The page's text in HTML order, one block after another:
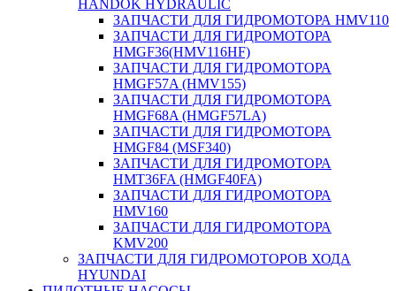
HANDOK HYDRAULIC
ЗАПЧАСТИ ДЛЯ ГИДРОМОТОРА HMV110
ЗАПЧАСТИ ДЛЯ ГИДРОМОТОРА
HMGF36(HMV116HF)
ЗАПЧАСТИ ДЛЯ ГИДРОМОТОРА
HMGF57A (HMV155)
ЗАПЧАСТИ ДЛЯ ГИДРОМОТОРА
HMGF68A (HMGF57LA)
ЗАПЧАСТИ ДЛЯ ГИДРОМОТОРА
HMGF84 (MSF340)
ЗАПЧАСТИ ДЛЯ ГИДРОМОТОРА
HMT36FA (HMGF40FA)
ЗАПЧАСТИ ДЛЯ ГИДРОМОТОРА
HMV160
ЗАПЧАСТИ ДЛЯ ГИДРОМОТОРА
KMV200
ЗАПЧАСТИ ДЛЯ ГИДРОМОТОРОВ ХОДА
HYUNDAI